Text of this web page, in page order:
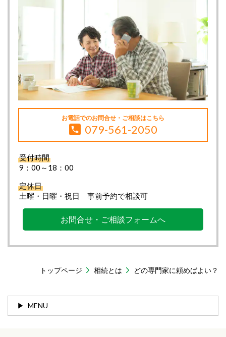
お電話でのお問合せ・ご相談はこちら
079-561-2050
受付時間
9：00～18：00
定休日
土曜・日曜・祝日 事前予約で相談可
お問合せ・ご相談フォームへ
トップページ 相続とは どの専門家に頼めばよい？
MENU